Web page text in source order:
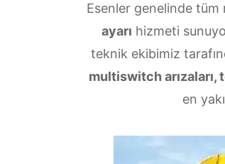
Esenler genelinde
ayarı hizmeti
teknik ekibimiz
multiswitch arızaları,
en